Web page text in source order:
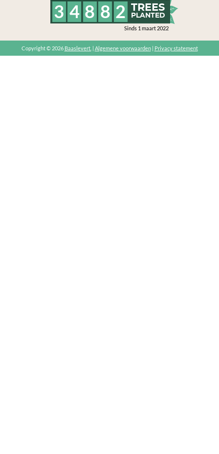
3 4 8 8 2 TREES
PLANTED
Sinds 1 maart 2022
Copyright © 2026 Baaslevert. Algemene voorwaarden| Privacy statement